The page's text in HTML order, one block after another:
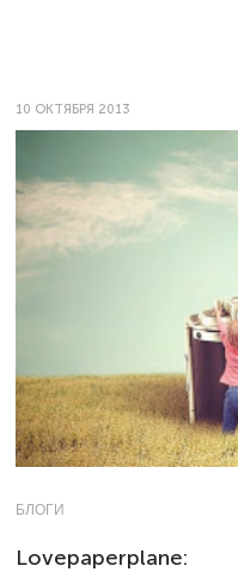
10 ОКТЯБРЯ 2013
БЛОГИ
Lovepaperplane: